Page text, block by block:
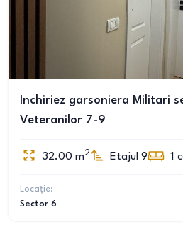
Inchiriez garsoniera Militari
Veteranilor 7-9
32.00 m2 Etajul 9 1
Locație:
Sector 6